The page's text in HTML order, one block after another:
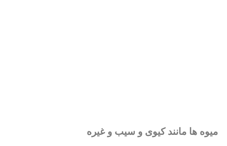
میوه ها مانند کیوی و سیب و غیره